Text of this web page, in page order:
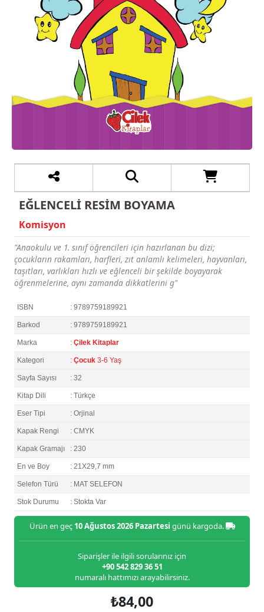
EĞLENCELİ RESİM BOYAMA
Komisyon
"Anaokulu ve 1. sınıf öğrencileri için hazırlanan bu dizi;
çocukların rakamları, harfleri, zıt anlamlı kelimeleri, hayvanları,
taşıtları, varlıkları hızlı ve eğlenceli bir şekilde boyayarak
öğrenmelerine, aynı zamanda dikkatlerini g"
ISBN : 9789759189921
Barkod : 9789759189921
Marka : Çilek Kitaplar
Kategori : Çocuk 3-6 Yaş
Sayfa Sayısı : 32
Kitap Dili : Türkçe
Eser Tipi : Orjinal
Kapak Rengi : CMYK
Kapak Gramajı : 230
En ve Boy : 21X29,7 mm
Selefon Türü : MAT SELEFON
Stok Durumu : Stokta Var
Ürün en geç 10 Ağustos 2026 Pazartesi günü kargoda.
Siparişler ile ilgili sorularınız için
+90 542 829 36 51
numaralı hattımızı arayabilirsiniz.
₺84,00